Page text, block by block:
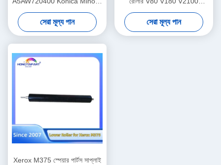
প্রেসের জন্য C6085 C6100
C6110 C1085 C1100 খুচরা
যন্ত্রাংশ সরবরাহ Hongtaipart তাপ
ফিউজার চাপ
সেরা মূল্য পান
V3100 80 180 2100 310 তাপ
ফিউজার রোলার সরবরাহ 607K15910
008R13170 059K81320
সেরা মূল্য পান
Xerox M375 স্পেয়ার পার্টস সাপ্লাই